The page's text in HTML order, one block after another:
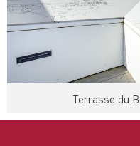
Terrasse du